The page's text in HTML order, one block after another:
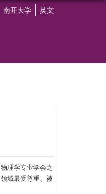
英文
南开大学
理学专业学会之
域最受尊重、被